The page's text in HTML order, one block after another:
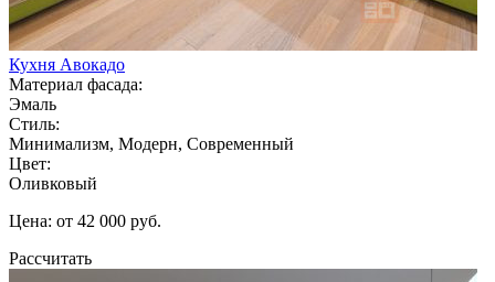
Кухня Авокадо
Материал фасада:
Эмаль
Стиль:
Минимализм, Модерн, Современный
Цвет:
Оливковый
Цена: от 42 000 руб.
Рассчитать